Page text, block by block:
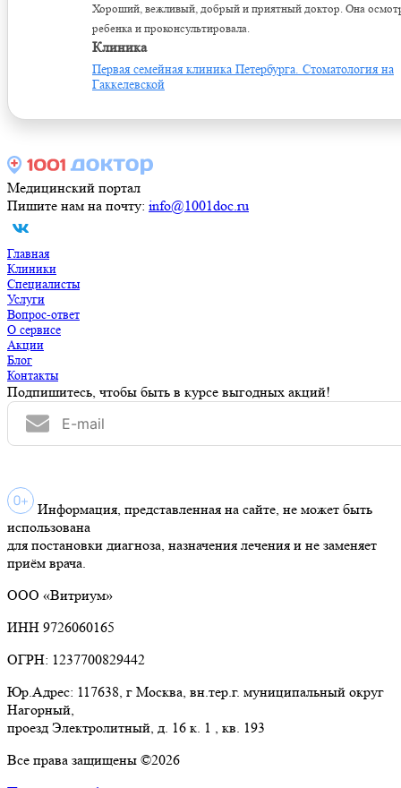
Хороший, вежливый, добрый и приятный доктор. Она
ребенка и проконсультировала.
Клиника
Первая семейная клиника Петербурга. Стоматология на
Гаккелевской
Медицинский портал
Пишите нам на почту: info@1001doc.ru
Главная
Клиники
Специалисты
Услуги
Вопрос-ответ
О сервисе
Акции
Блог
Контакты
Подпишитесь, чтобы быть в курсе выгодных акций!
Информация, представленная на сайте, не может быть
использована
для постановки диагноза, назначения лечения и не заменяет
приём врача.
ООО «Витриум»
ИНН 9726060165
ОГРН: 1237700829442
Юр.Адрес: 117638, г Москва, вн.тер.г. муниципальный округ
Нагорный,
проезд Электролитный, д. 16 к. 1 , кв. 193
Все права защищены ©2026